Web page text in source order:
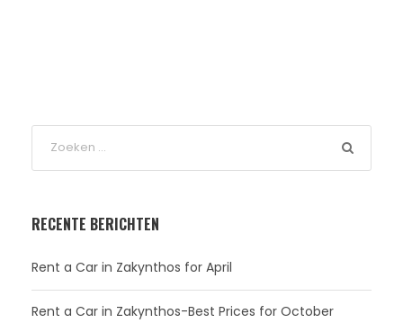
RECENTE BERICHTEN
Rent a Car in Zakynthos for April
Rent a Car in Zakynthos-Best Prices for October